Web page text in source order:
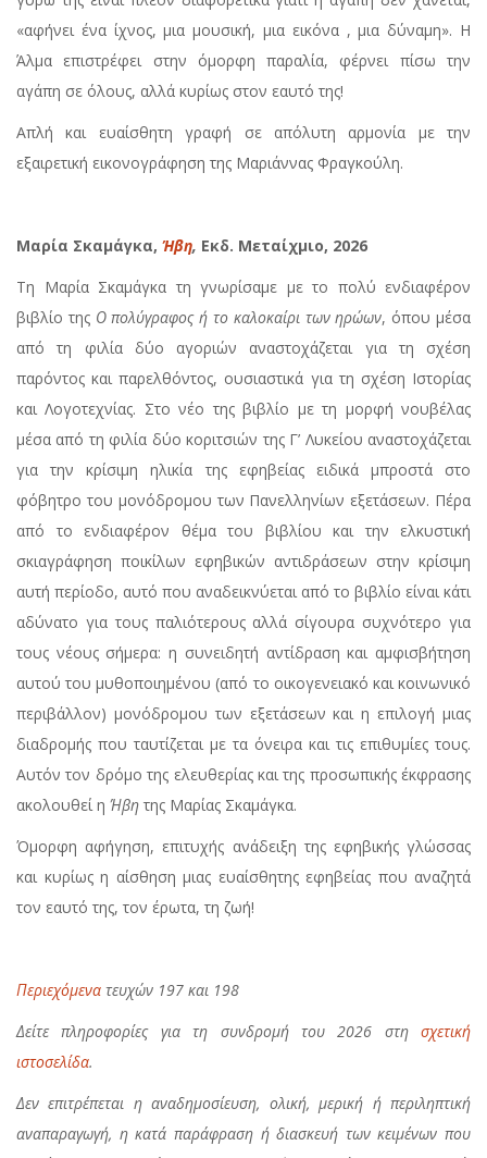
«αφήνει ένα ίχνος, μια μουσική, μια εικόνα , μια δύναμη». Η
Άλμα επιστρέφει στην όμορφη παραλία, φέρνει πίσω την
αγάπη σε όλους, αλλά κυρίως στον εαυτό της!
Απλή και ευαίσθητη γραφή σε απόλυτη αρμονία με την
εξαιρετική εικονογράφηση της Μαριάννας Φραγκούλη.
Μαρία Σκαμάγκα, Ήβη, Εκδ. Μεταίχμιο, 2026
Τη Μαρία Σκαμάγκα τη γνωρίσαμε με το πολύ ενδιαφέρον
βιβλίο της Ο πολύγραφος ή το καλοκαίρι των ηρώων, όπου μέσα
από τη φιλία δύο αγοριών αναστοχάζεται για τη σχέση
παρόντος και παρελθόντος, ουσιαστικά για τη σχέση Ιστορίας
και Λογοτεχνίας. Στο νέο της βιβλίο με τη μορφή νουβέλας
μέσα από τη φιλία δύο κοριτσιών της Γ’ Λυκείου αναστοχάζεται
για την κρίσιμη ηλικία της εφηβείας ειδικά μπροστά στο
φόβητρο του μονόδρομου των Πανελληνίων εξετάσεων. Πέρα
από το ενδιαφέρον θέμα του βιβλίου και την ελκυστική
σκιαγράφηση ποικίλων εφηβικών αντιδράσεων στην κρίσιμη
αυτή περίοδο, αυτό που αναδεικνύεται από το βιβλίο είναι κάτι
αδύνατο για τους παλιότερους αλλά σίγουρα συχνότερο για
τους νέους σήμερα: η συνειδητή αντίδραση και αμφισβήτηση
αυτού του μυθοποιημένου (από το οικογενειακό και κοινωνικό
περιβάλλον) μονόδρομου των εξετάσεων και η επιλογή μιας
διαδρομής που ταυτίζεται με τα όνειρα και τις επιθυμίες τους.
Αυτόν τον δρόμο της ελευθερίας και της προσωπικής έκφρασης
ακολουθεί η Ήβη της Μαρίας Σκαμάγκα.
Όμορφη αφήγηση, επιτυχής ανάδειξη της εφηβικής γλώσσας
και κυρίως η αίσθηση μιας ευαίσθητης εφηβείας που αναζητά
τον εαυτό της, τον έρωτα, τη ζωή!
Περιεχόμενα τευχών 197 και 198
Δείτε πληροφορίες για τη συνδρομή του 2026 στη σχετική
ιστοσελίδα.
Δεν επιτρέπεται η αναδημοσίευση, ολική, μερική ή περιληπτική
αναπαραγωγή, η κατά παράφραση ή διασκευή των κειμένων που